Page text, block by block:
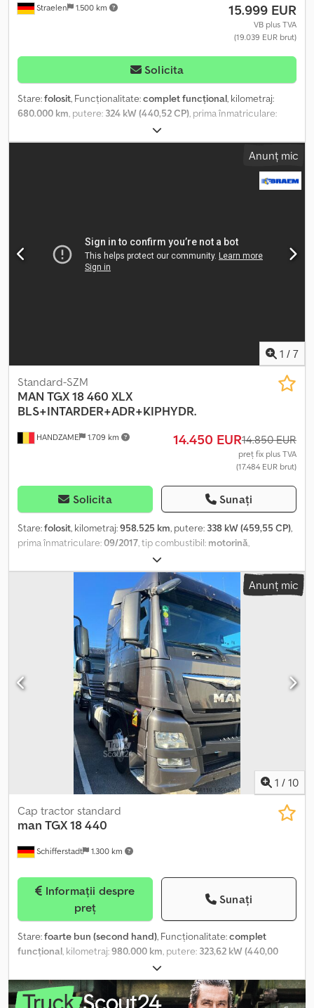
Straelen 1.500 km 15.999 EUR
VB plus TVA
(19.039 EUR brut)
Solicita
Stare:folosit, Funcționalitate:complet funcțional, kilometraj:
680.000 km, putere: 324 kW (440,52 CP), prima înmatriculare:
18.000 kg
culoare:alb, greutatea maximă de încărcare:18.000 kg, greutatea
cabina de
, An de
ABS, AdBlue, aer condiționat, blocare
la bord, împreună cu o remorcă frigorifică Schmitz Cargobull,
model SKO 24, fabricată în 2008. Ambele vehicule sunt în prezent
înmatriculate și pot fi inspectate după o înțelegere prealabilă.
Anunț mic
1 / 7
HANDZAME 1.709 km
Standard-SZM
MAN TGX 18 460 XLX
BLS+INTARDER+ADR+KIPHYDR.
14.450 EUR14.850 EUR
preț fix plus TVA
(17.484 EUR brut)
Solicita Sunați
Stare:folosit, kilometraj:958.525 km, putere: 338 kW (459,55 CP),
prima înmatriculare:09/2017 , tip combustibil: motorină
315/80R22,5
ampatament:3.600 mm, combustibil:motorină, frâne:intarder,
, cabină șofer:cabina de dormit, tip de angrenaj:
, clasă de emisii:Euro 6, suspensie: oțel-aer, An de
2017 , Dotări:aer condiționat, frigider, reglare electrică
a geamurilor, sistem de navigație, spoiler
, Dimensiune anvelope:
315/80R22,5 Axă față: suspensie cu arcuri lamelare Axă spate:
dublă anvelopare; suspensie pneumatică Tracțiune: pe roți
Greutate proprie: 7.634 kg Sarcină utilă: 11.366 kg MMA: 19.000 kg =
Alte opțiuni și dotări = - Spoiler de acoperiș - Hidraulică
basculabilă - Priză de putere (PTO) Dcodpfx Amswvq I Rj Ejk
Anunț mic
1 / 10
Schifferstadt 1.300 km
Cap tractor standard
man TGX 18 440
preț
Sunați
Stare:foarte bun (second hand), Funcționalitate:complet
funcțional, kilometraj:980.000 km, putere: 323,62 kW (440,00
06/2016, tip combustibil:
greutate totală:18.000 kg, configurație ax:4x2, culoare:gri, An de
fabricație: 2016, Dotări: ABS, aer condiționat, blocare diferențial,